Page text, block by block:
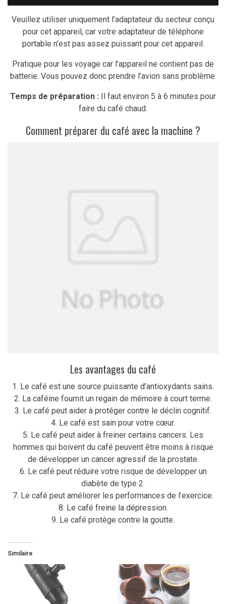
Veuillez utiliser uniquement l’adaptateur du secteur conçu
pour cet appareil, car votre adaptateur de téléphone
portable n’est pas assez puissant pour cet appareil.
Pratique pour les voyage car l’appareil ne contient pas de
batterie. Vous pouvez donc prendre l’avion sans problème.
Temps de préparation : Il faut environ 5 à 6 minutes pour
faire du café chaud.
Comment préparer du café avec la machine ?
Les avantages du café
1. Le café est une source puissante d’antioxydants sains.
2. La caféine fournit un regain de mémoire à court terme.
3. Le café peut aider à protéger contre le déclin cognitif.
4. Le café est sain pour votre cœur.
5. Le café peut aider à freiner certains cancers. Les
hommes qui boivent du café peuvent être moins à risque
de développer un cancer agressif de la prostate.
6. Le café peut réduire votre risque de développer un
diabète de type 2.
7. Le café peut améliorer les performances de l’exercice.
8. Le café freine la dépression.
9. Le café protège contre la goutte.
Similaire